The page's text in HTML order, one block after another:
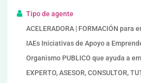
Tipo de agente
ACELERADORA | FORMACIÓN para
IAEs Iniciativas de Apoyo a
Organismo PUBLICO que ayuda a
EXPERTO, ASESOR, CONSULTOR,